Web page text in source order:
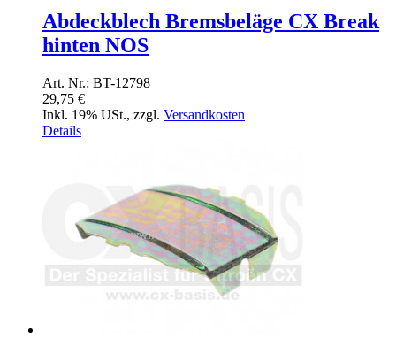
Abdeckblech Bremsbeläge CX Break
hinten NOS
Art. Nr.: BT-12798
29,75 €
Inkl. 19% USt., zzgl. Versandkosten
Details